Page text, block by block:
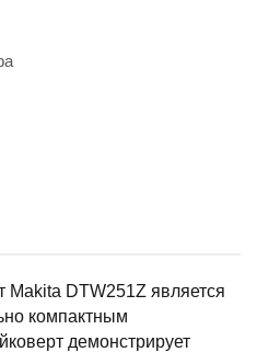
Makita DTW251Z является
компактным
демонстрирует